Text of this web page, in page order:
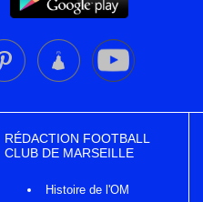
RÉDACTION FOOTBALL
CLUB DE MARSEILLE
Histoire de l'OM